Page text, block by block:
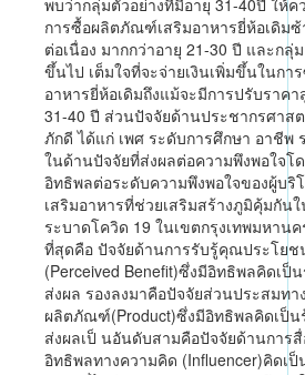
พบว่ากลุ่มตัวอย่างที่มีอายุ 31-40ปี ให้ค
การซื้อผลิตภัณฑ์เสริมอาหารยี่ห้อเดิม
ต่อเนื่อง มากกว่าอายุ 21-30 ปี และกลุ่
ขึ้นไป เต็มใจที่จะจ่ายเงินเพิ่มขึ้นในก
อาหารยี่ห้อเดิมถึงแม้จะมีการปรับราค
31-40 ปี ส่วนปัจจัยด้านประชากรศาส
ภักดี ได้แก่ เพศ ระดับการศึกษา อาชีพ
ในด้านปัจจัยที่ส่งผลต่อความพึงพอใจโ
อิทธิพลต่อระดับความพึงพอใจของผู้บ
เสริมอาหารที่ช่วยเสริมสร้างภูมิคุ้มกัน
ระบาดโควิด 19 ในเขตกรุงเทพมหา
ที่สุดคือ ปัจจัยด้านการรับรู้คุณประโย
(Perceived Benefit)ซึ่งมีอิทธิพลคิดเป็
ส่งผล รองลงมาคือปัจจัยส่วนประสมท
ผลิตภัณฑ์(Product)ซึ่งมีอิทธิพลคิดเป็น
ส่งผลเป็ นอันดับสามคือปัจจัยด้านการ
อิทธิพลทางความคิด (Influencer)คิดเ